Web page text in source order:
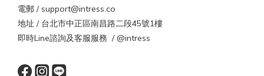
電郵 / support@intress.co
地址 / 台北市中正區南昌路二段45號1樓
即時Line諮詢及客服服務 / @intress